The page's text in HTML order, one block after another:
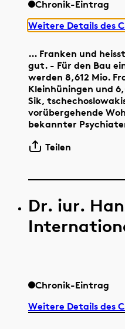
Chronik-Eintrag
Weitere Details des
… Franken und
gut. - Für den Bau
werden 8,612 Mio.
Kleinhüningen und
Sik,
vorübergehende
bekannter
Teilen
Dr. iur.
Chronik-Eintrag
Weitere Details des